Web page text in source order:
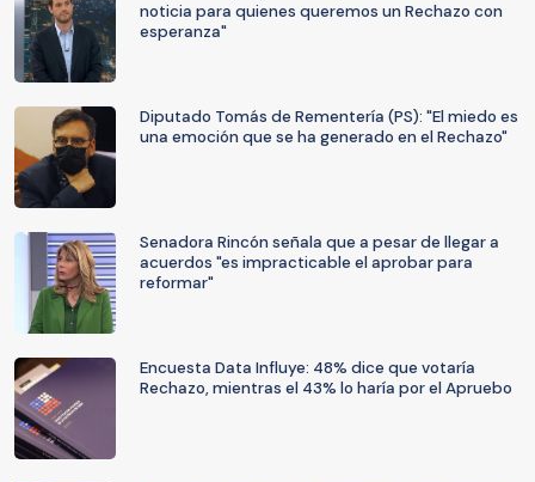
noticia para quienes queremos un Rechazo con
esperanza"
Diputado Tomás de Rementería (PS): "El miedo es
una emoción que se ha generado en el Rechazo"
Senadora Rincón señala que a pesar de llegar a
acuerdos "es impracticable el aprobar para
reformar"
Encuesta Data Influye: 48% dice que votaría
Rechazo, mientras el 43% lo haría por el Apruebo